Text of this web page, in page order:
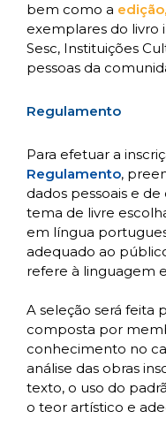
bem como a
exemplares do livro
Sesc, Instituições
pessoas da
Regulamento
Para efetuar a
Regulamento,
dados pessoais e
tema de livre
em língua
adequado ao
refere à linguagem
A seleção será feita
composta por
conhecimento no
análise das obras
texto, o uso do
o teor artístico e